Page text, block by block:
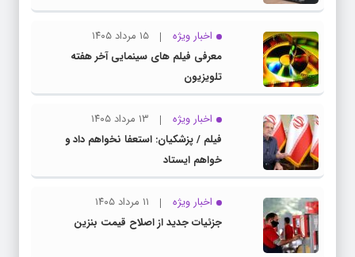
اخبار ویژه
۱۵ مرداد ۱۴۰۵
معرفی فیلم های سینمایی آخر هفته
تلویزیون
اخبار ویژه
۱۳ مرداد ۱۴۰۵
فیلم / پزشکیان: استعفا نخواهم داد و
خواهم ایستاد
اخبار ویژه
۱۱ مرداد ۱۴۰۵
جزئیات جدید از اصلاح قیمت بنزین